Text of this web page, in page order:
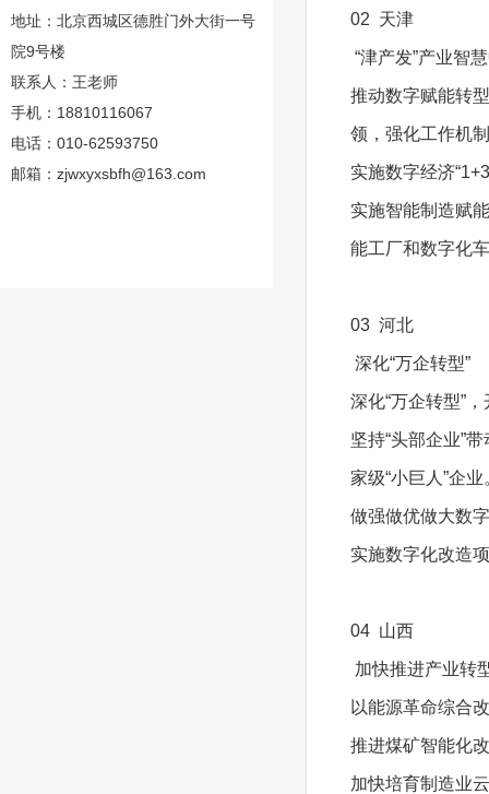
地址：北京西城区德胜门外大街一号
院9号楼
联系人：王老师
手机：18810116067
电话：010-62593750
邮箱：zjwxyxsbfh@163.com
02 天津
“津产发”产业智
推动数字赋能转
领，强化工作机
实施数字经济
实施智能制造赋
能工厂和数字化
03 河北
深化“万企转型”
深化“万企转型”
坚持“头部企业”
家级“小巨人”企
做强做优做大数
实施数字化改造
04 山西
加快推进产业转
以能源革命综合
推进煤矿智能化
加快培育制造业